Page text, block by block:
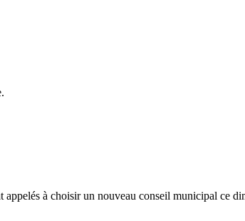
appelés à choisir un nouveau conseil municipal ce